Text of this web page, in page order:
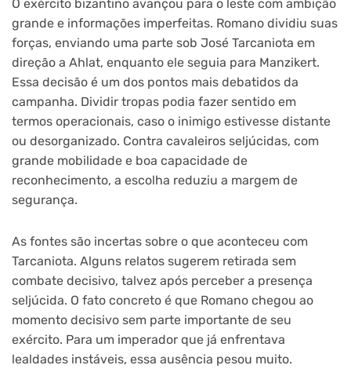
O exército bizantino avançou para o leste com ambição
grande e informações imperfeitas. Romano dividiu suas
forças, enviando uma parte sob José Tarcaniota em
direção a Ahlat, enquanto ele seguia para Manzikert.
Essa decisão é um dos pontos mais debatidos da
campanha. Dividir tropas podia fazer sentido em
termos operacionais, caso o inimigo estivesse distante
ou desorganizado. Contra cavaleiros seljúcidas, com
grande mobilidade e boa capacidade de
reconhecimento, a escolha reduziu a margem de
segurança.
As fontes são incertas sobre o que aconteceu com
Tarcaniota. Alguns relatos sugerem retirada sem
combate decisivo, talvez após perceber a presença
seljúcida. O fato concreto é que Romano chegou ao
momento decisivo sem parte importante de seu
exército. Para um imperador que já enfrentava
lealdades instáveis, essa ausência pesou muito.